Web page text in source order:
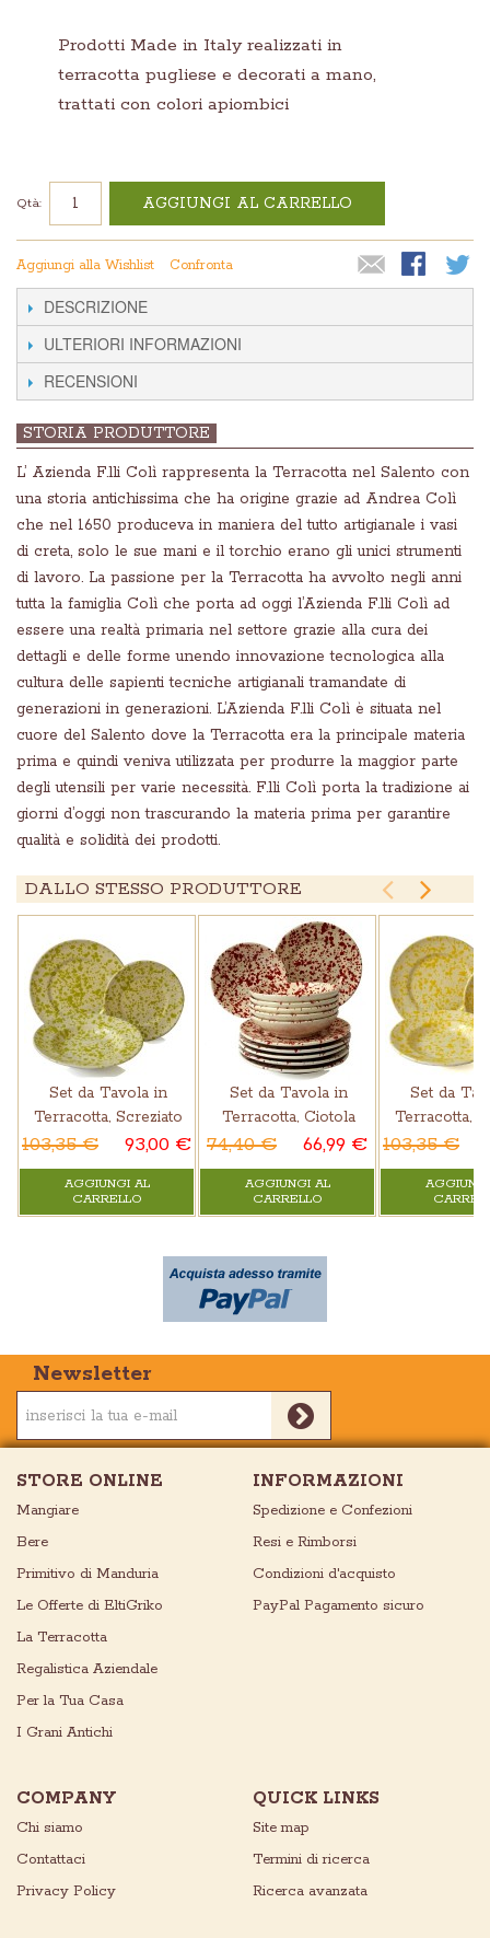
Prodotti Made in Italy realizzati in
terracotta pugliese e decorati a mano,
trattati con colori apiombici
Qtà: AGGIUNGI AL CARRELLO
Aggiungi alla Wishlist Confronta
DESCRIZIONE
ULTERIORI INFORMAZIONI
RECENSIONI
STORIA PRODUTTORE
L’ Azienda F.lli Colì rappresenta la Terracotta nel Salento con
una storia antichissima che ha origine grazie ad Andrea Colì
che nel 1650 produceva in maniera del tutto artigianale i vasi
di creta, solo le sue mani e il torchio erano gli unici strumenti
di lavoro. La passione per la Terracotta ha avvolto negli anni
tutta la famiglia Colì che porta ad oggi l’Azienda F.lli Colì ad
essere una realtà primaria nel settore grazie alla cura dei
dettagli e delle forme unendo innovazione tecnologica alla
cultura delle sapienti tecniche artigianali tramandate di
generazioni in generazioni. L’Azienda F.lli Colì è situata nel
cuore del Salento dove la Terracotta era la principale materia
prima e quindi veniva utilizzata per produrre la maggior parte
degli utensili per varie necessità. F.lli Colì porta la tradizione ai
giorni d’oggi non trascurando la materia prima per garantire
qualità e solidità dei prodotti.
DALLO STESSO PRODUTTORE  
Set da Tavola in
Terracotta, Screziato
Verde 18 pz
103,35 € 93,00 €
AGGIUNGI AL
CARRELLO
Set da Tavola in
Terracotta, Ciotola
Screziato Rosso 12 pz
74,40 € 66,99 €
AGGIUNGI AL
CARRELLO
Set da
Terracotta,
Giallo
103,35 €
Newsletter
STORE ONLINE
Mangiare
Bere
Primitivo di Manduria
Le Offerte di EltiGriko
La Terracotta
Regalistica Aziendale
Per la Tua Casa
I Grani Antichi
INFORMAZIONI
Spedizione e Confezioni
Resi e Rimborsi
Condizioni d'acquisto
PayPal Pagamento sicuro
COMPANY
Chi siamo
Contattaci
Privacy Policy
QUICK LINKS
Site map
Termini di ricerca
Ricerca avanzata